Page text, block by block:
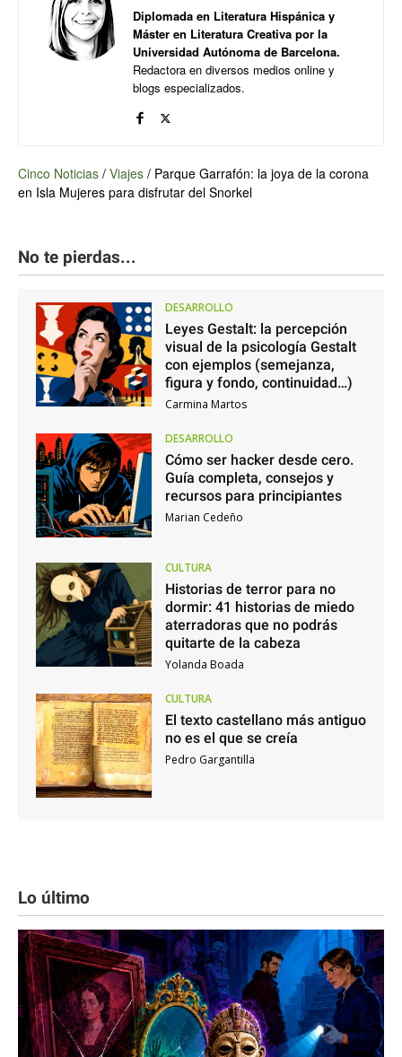
Diplomada en Literatura Hispánica y
Máster en Literatura Creativa por la
Universidad Autónoma de Barcelona.
Redactora en diversos medios online y
blogs especializados.
Cinco Noticias / Viajes / Parque Garrafón: la joya de la corona
en Isla Mujeres para disfrutar del Snorkel
No te pierdas...
DESARROLLO
Leyes Gestalt: la percepción
visual de la psicología Gestalt
con ejemplos (semejanza,
figura y fondo, continuidad…)
Carmina Martos
DESARROLLO
Cómo ser hacker desde cero.
Guía completa, consejos y
recursos para principiantes
Marian Cedeño
CULTURA
Historias de terror para no
dormir: 41 historias de miedo
aterradoras que no podrás
quitarte de la cabeza
Yolanda Boada
CULTURA
El texto castellano más antiguo
no es el que se creía
Pedro Gargantilla
Lo último